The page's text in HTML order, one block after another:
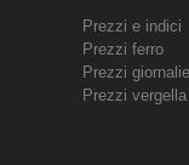
Prezzi e indici
Prezzi ferro
Prezzi
Prezzi vergella